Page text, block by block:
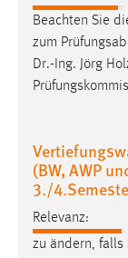
Beachten Sie
zum
Dr.-Ing. Jörg
(BW, AWP
3./
Relevanz:
zu ändern, falls
Login
Name:
Zweck:
Dieser
einloggen
Cookie
24 Stunden